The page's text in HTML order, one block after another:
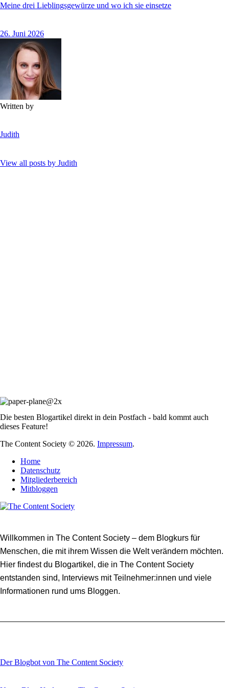
Meine drei Lieblingsgewürze und wo ich sie einsetze
26. Juni 2026
Written by
Judith
View all posts by Judith
Die besten Blogartikel direkt in dein Postfach - bald kommt auch
dieses Feature!
The Content Society © 2026. Impressum.
Home
Datenschutz
Mitgliederbereich
Mitbloggen
Willkommen in The Content Society – dem Blogkurs für
Menschen, die mit ihrem Wissen die Welt verändern möchten.
Hier findest du Blogartikel, die in The Content Society
entstanden sind, Interviews mit Teilnehmer:innen und viele
Informationen rund ums Bloggen.
Der Blogbot von The Content Society